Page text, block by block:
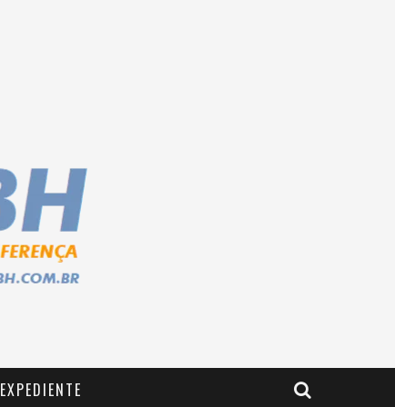
EXPEDIENTE